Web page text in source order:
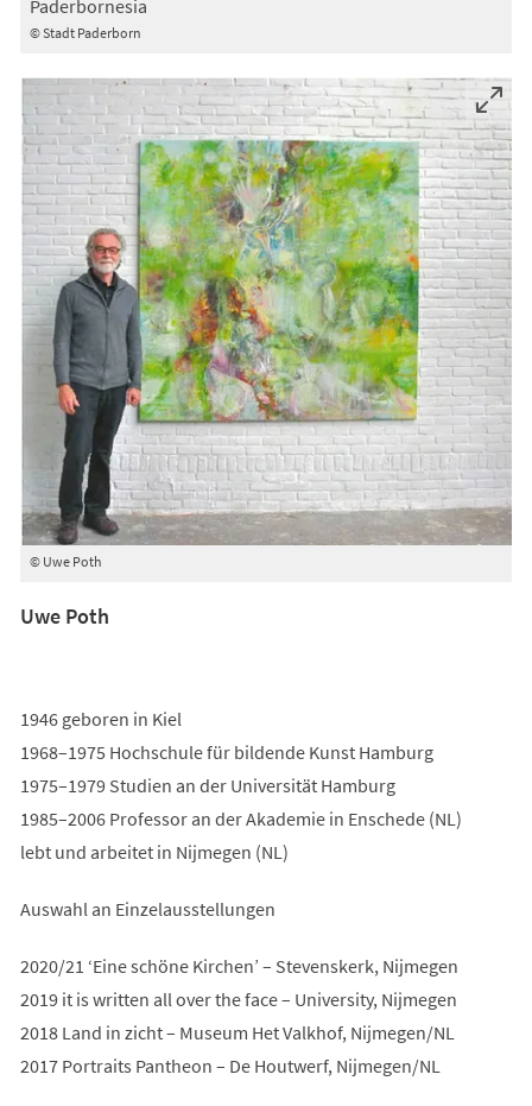
© Stadt Paderborn
Paderbornesia
© Uwe Poth
Uwe Poth
1946 geboren in Kiel
1968–1975 Hochschule für bildende Kunst Hamburg
1975–1979 Studien an der Universität Hamburg
1985–2006 Professor an der Akademie in Enschede (NL)
lebt und arbeitet in Nijmegen (NL)
Auswahl an Einzelausstellungen
2020/21 ‘Eine schöne Kirchen’ – Stevenskerk, Nijmegen
2019 it is written all over the face – University, Nijmegen
2018 Land in zicht – Museum Het Valkhof, Nijmegen/NL
2017 Portraits Pantheon – De Houtwerf, Nijmegen/NL